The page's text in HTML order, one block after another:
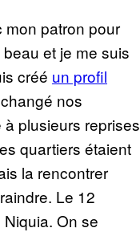
mon patron pour
et je me suis
créé un profil
nos
à plusieurs reprises
quartiers étaient
la rencontrer
Le 12
On se